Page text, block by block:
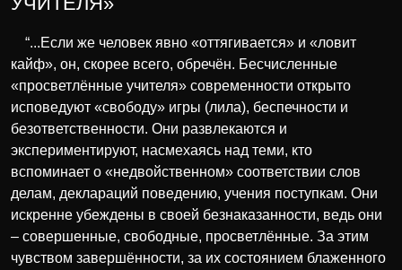
“...Если же человек явно «оттягивается» и «ловит
кайф», он, скорее всего, обречён. Бесчисленные
«просветлённые учителя» современности открыто
исповедуют «свободу» игры (лила), беспечности и
безответственности. Они развлекаются и
экспериментируют, насмехаясь над теми, кто
вспоминает о «недвойственном» соответствии слов
делам, деклараций поведению, учения поступкам. Они
искренне убеждены в своей безнаказанности, ведь они
– совершенные, свободные, просветлённые. За этим
чувством завершённости, за их состоянием блаженного